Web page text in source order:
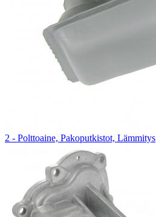
2 - Polttoaine, Pakoputkistot, Lämmitys